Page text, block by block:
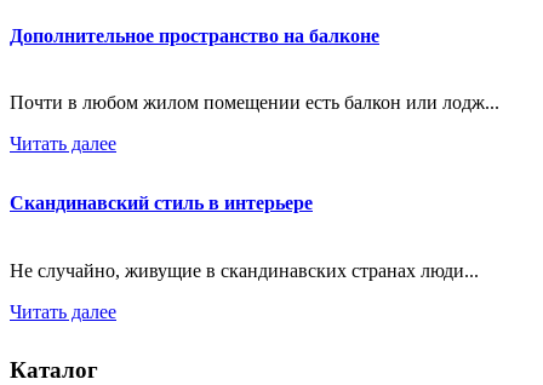
Дополнительное пространство на балконе
Почти в любом жилом помещении есть балкон или лодж...
Читать далее
Скандинавский стиль в интерьере
Не случайно, живущие в скандинавских странах люди...
Читать далее
Каталог